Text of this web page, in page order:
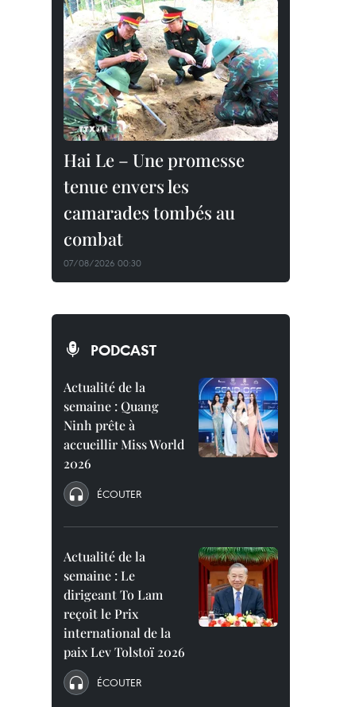
Hai Le – Une promesse
tenue envers les
camarades tombés au
combat
07/08/2026 00:30
PODCAST
Actualité de la
semaine : Quang
Ninh prête à
accueillir Miss World
2026
ÉCOUTER
Actualité de la
semaine : Le
dirigeant To Lam
reçoit le Prix
international de la
paix Lev Tolstoï 2026
ÉCOUTER